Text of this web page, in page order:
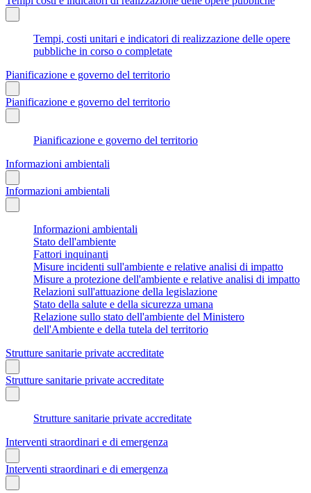
Tempi, costi unitari e indicatori di realizzazione delle opere
pubbliche in corso o completate
Pianificazione e governo del territorio
Pianificazione e governo del territorio
Pianificazione e governo del territorio
Informazioni ambientali
Informazioni ambientali
Informazioni ambientali
Stato dell'ambiente
Fattori inquinanti
Misure incidenti sull'ambiente e relative analisi di impatto
Misure a protezione dell'ambiente e relative analisi di impatto
Relazioni sull'attuazione della legislazione
Stato della salute e della sicurezza umana
Relazione sullo stato dell'ambiente del Ministero
dell'Ambiente e della tutela del territorio
Strutture sanitarie private accreditate
Strutture sanitarie private accreditate
Strutture sanitarie private accreditate
Interventi straordinari e di emergenza
Interventi straordinari e di emergenza